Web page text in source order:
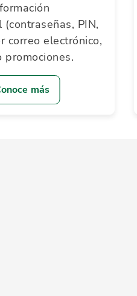
PIN,
correo electrónico,
promociones.
más